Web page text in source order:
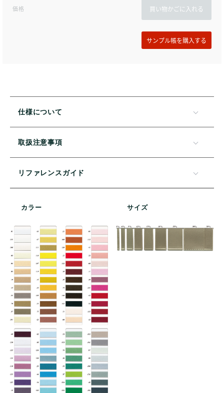
価格 買い物かごに入れる
仕様について
取扱注意事項
リファレンスガイド
カラー サイズ